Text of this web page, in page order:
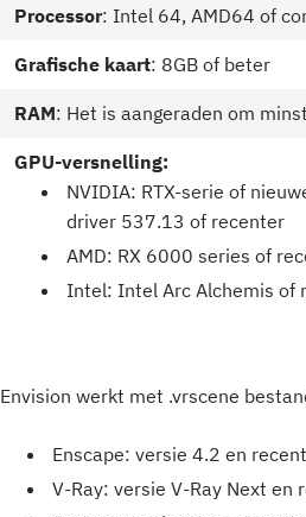
Processor: Intel 64, AMD64 of
Grafische kaart: 8GB of beter
RAM: Het is aangeraden om
GPU-versnelling:
NVIDIA: RTX-serie of
driver 537.13 of recenter
AMD: RX 6000 series of
Intel: Intel Arc Alchemis of
Envision werkt met .vrscene
Enscape: versie 4.2 en
V-Ray: versie V-Ray Next en